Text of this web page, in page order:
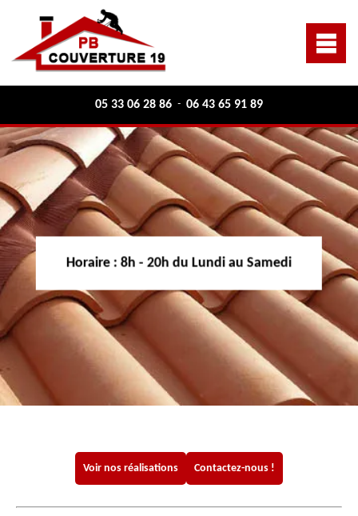
05 33 06 28 86 - 06 43 65 91 89
Horaire : 8h - 20h du Lundi au Samedi
Voir nos réalisations Contactez-nous !